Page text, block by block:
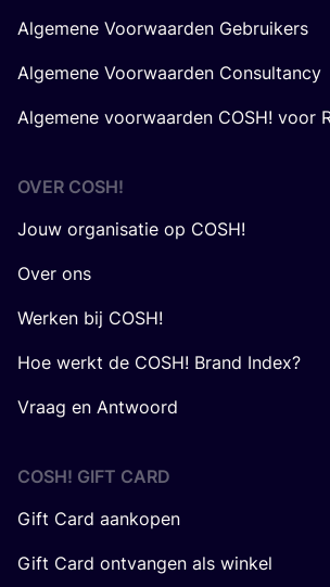
Algemene Voorwaarden Gebruikers
Algemene Voorwaarden Consultancy
Algemene voorwaarden COSH! voor
OVER COSH!
Jouw organisatie op COSH!
Over ons
Werken bij COSH!
Hoe werkt de COSH! Brand Index?
Vraag en Antwoord
COSH! GIFT CARD
Gift Card aankopen
Gift Card ontvangen als winkel